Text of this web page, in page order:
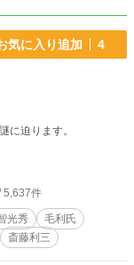
気に入り追加 4
に迫ります。
5,637件
光秀
毛利氏
斎藤利三